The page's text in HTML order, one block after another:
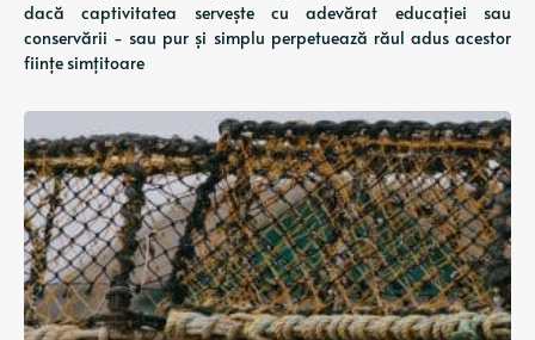
dacă captivitatea servește cu adevărat educației sau
conservării - sau pur și simplu perpetuează răul adus acestor
ființe simțitoare